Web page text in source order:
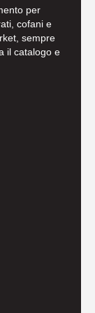
per
cofani e
sempre
il catalogo e